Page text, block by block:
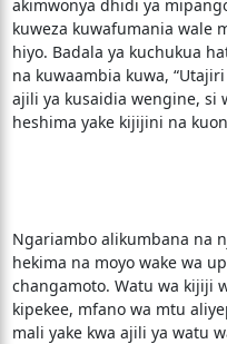
akimwonya dhidi ya
kuweza kuwafumania wale
hiyo. Badala ya kuchukua
na kuwaambia kuwa,
ajili ya kusaidia wengine, si
heshima yake kijijini na
Ngariambo alikumbana na
hekima na moyo wake wa
changamoto. Watu wa kijiji
kipekee, mfano wa mtu
mali yake kwa ajili ya watu